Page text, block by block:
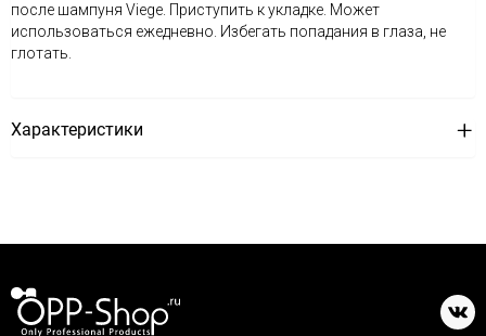
после шампуня Viege. Приступить к укладке. Может
использоваться ежедневно. Избегать попадания в глаза, не
глотать.
Характеристики